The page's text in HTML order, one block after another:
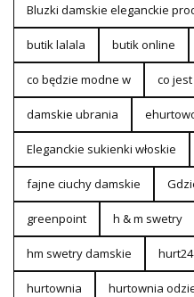
Bluzki damskie eleganckie
butik lalala butik online
co będzie modne w co
damskie ubrania
Eleganckie sukienki włoskie
fajne ciuchy damskie
greenpoint h & m swetry
hm swetry damskie hurt24
hurtownia hurtownia